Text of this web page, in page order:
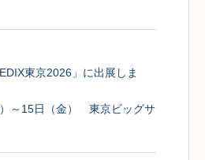
東京2026」に出展しま
～15日（金） 東京ビッグサ